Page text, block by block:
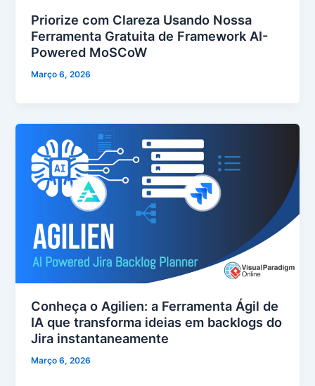
Priorize com Clareza Usando Nossa
Ferramenta Gratuita de Framework AI-
Powered MoSCoW
Março 6, 2026
Conheça o Agilien: a Ferramenta Ágil de
IA que transforma ideias em backlogs do
Jira instantaneamente
Março 6, 2026